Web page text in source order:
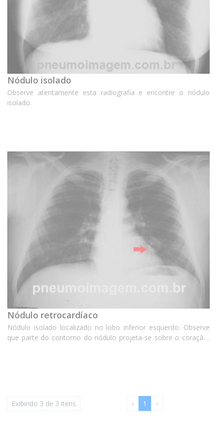
Nódulo isolado
Observe atentamente esta radiografia e encontre o nódulo
isolado.
Nódulo retrocardíaco
Nódulo isolado localizado no lobo inferior esquerdo. Observe
que parte do contorno do nódulo projeta-se sobre o coração,
Exibindo 3 de 3 itens ‹ 1 ›